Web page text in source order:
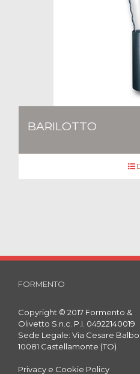
BARILOTTO
FORMENTO
Copyright © 2017 Formento &
Olivetto S.n.c. P.I. 04922140019
Sede Legale: Via Cesare
10081 Castellamonte (TO)
Privacy e Cookie Policy